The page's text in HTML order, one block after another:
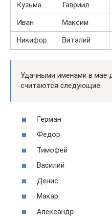
Кузьма Гавриил
Иван
Максим
Никифор
Виталий
Удачными именами в мае
считаются следующие:
Герман
Федор
Тимофей
Василий
Денис
Макар
Александр